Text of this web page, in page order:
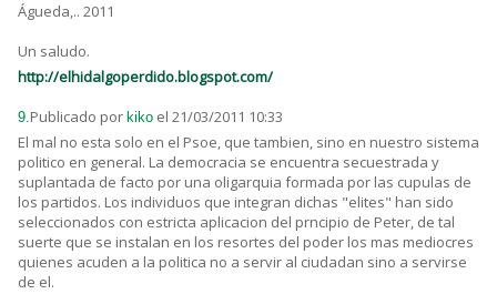
Águeda,.. 2011
Un saludo.
http://elhidalgoperdido.blogspot.com/
9.Publicado por kiko el 21/03/2011 10:33
El mal no esta solo en el Psoe, que tambien, sino en nuestro sistema
politico en general. La democracia se encuentra secuestrada y
suplantada de facto por una oligarquia formada por las cupulas de
los partidos. Los individuos que integran dichas "elites" han sido
seleccionados con estricta aplicacion del prncipio de Peter, de tal
suerte que se instalan en los resortes del poder los mas mediocres
quienes acuden a la politica no a servir al ciudadan sino a servirse
de el.